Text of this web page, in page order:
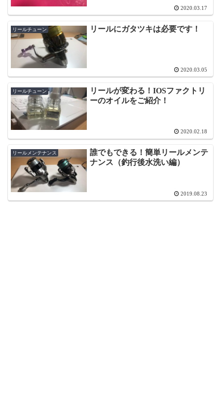
2020.03.17
リールチューン リールにガタツキは必要です！
2020.03.05
リールチューン
リールが変わる！IOSファクトリ
ーのオイルをご紹介！
2020.02.18
リールメンテナンス
誰でもできる！簡単リールメンテ
ナンス（釣行後水洗い編）
2019.08.23